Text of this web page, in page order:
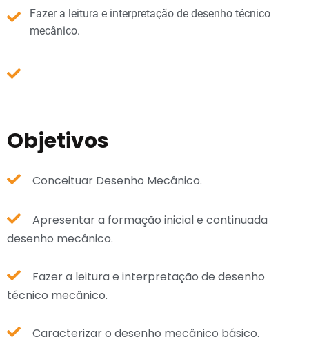
Fazer a leitura e interpretação de desenho técnico
mecânico.
Objetivos
Conceituar Desenho Mecânico.
Apresentar a formação inicial e continuada
desenho mecânico.
Fazer a leitura e interpretação de desenho
técnico mecânico.
Caracterizar o desenho mecânico básico.